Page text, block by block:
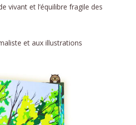
vivant et l’équilibre fragile des
et aux illustrations